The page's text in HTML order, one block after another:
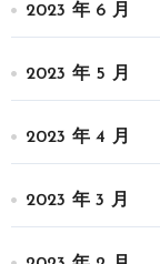
2023 年 6 月
2023 年 5 月
2023 年 4 月
2023 年 3 月